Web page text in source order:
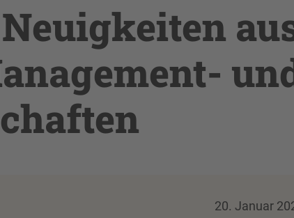
20. Januar